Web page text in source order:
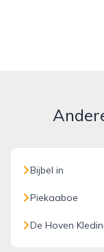
Bijbel in
Piekaaboe
De Hoven